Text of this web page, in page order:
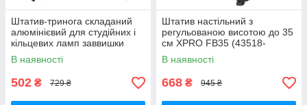
Штатив-тринога складаний
алюмінієвий для студійних і
кільцевих ламп заввишки
700-2100 мм XPRO STAND
LIVELIGHT
В наявності
502 ₴ 729 ₴
Штатив настільний з
регульованою висотою до 35
см XPRO FB35 (43518-
FB35_276)
В наявності
668 ₴ 945 ₴